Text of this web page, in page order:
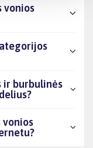
vonios
ir burbulinės
vonios